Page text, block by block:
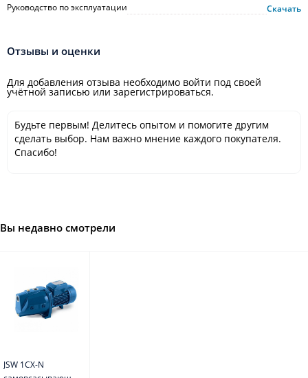
Руководство по эксплуатации Скачать
Отзывы и оценки
Для добавления отзыва необходимо войти под своей
учётной записью или зарегистрироваться.
Будьте первым! Делитесь опытом и помогите другим
сделать выбор. Нам важно мнение каждого покупателя.
Спасибо!
Вы недавно смотрели
JSW 1CX-N